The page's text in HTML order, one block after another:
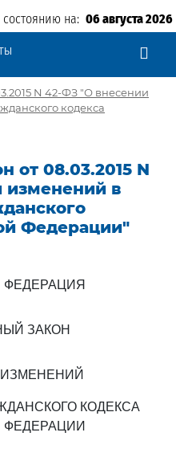
на: 06 августа 2026
N 42-ФЗ "О внесении
кодекса
от 08.03.2015 N
в
Федерации"
ЗАКОН
КОДЕКСА